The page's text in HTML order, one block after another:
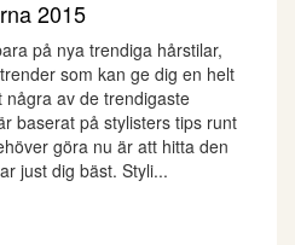
2015
på nya trendiga hårstilar,
som kan ge dig en helt
några av de trendigaste
baserat på stylisters tips runt
göra nu är att hitta den
just dig bäst. Styli...